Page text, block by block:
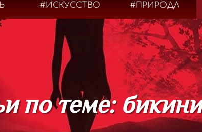
#ИСКУССТВО #ПРИРОДА
по теме: бикини